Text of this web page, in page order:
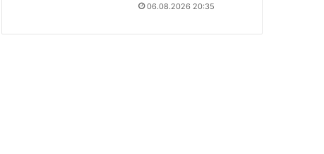
06.08.2026 20:35